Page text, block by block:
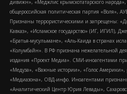
дивижн», «Меджлис крымскотатарского
общероссийская политическая партия «Воля»,
Признаны террористическими и запрещены:
Кавказ», «Исламское государство» (ИГ, ИГИЛ),
«Братья-мусульмане», «Аль-Каида в странах
«Колумбайн». В РФ признана нежелательной
издания «Проект Медиа». СМИ-иноагентами
«Медуза», «Важные истории», «Голос Америки»,
«Медиазона», ОВД-инфо. Иноагентами
«Аналитический Центр Юрия Левады»,